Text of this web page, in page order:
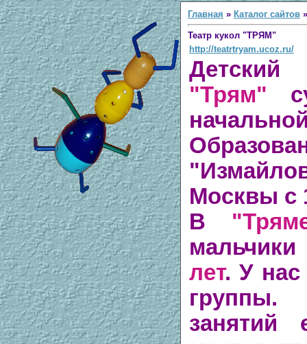
Главная » Каталог сайтов
Театр кукол "ТРЯМ"
http://teatrtryam.ucoz.ru/
"Трям"
Москвы с
В
лет. У нас
группы.
занятий